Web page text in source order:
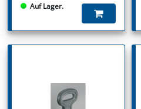
Auf Lager.